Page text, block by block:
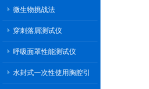
微生物挑战法
穿刺落屑测试仪
呼吸面罩性能测试仪
水封式一次性使用胸腔引